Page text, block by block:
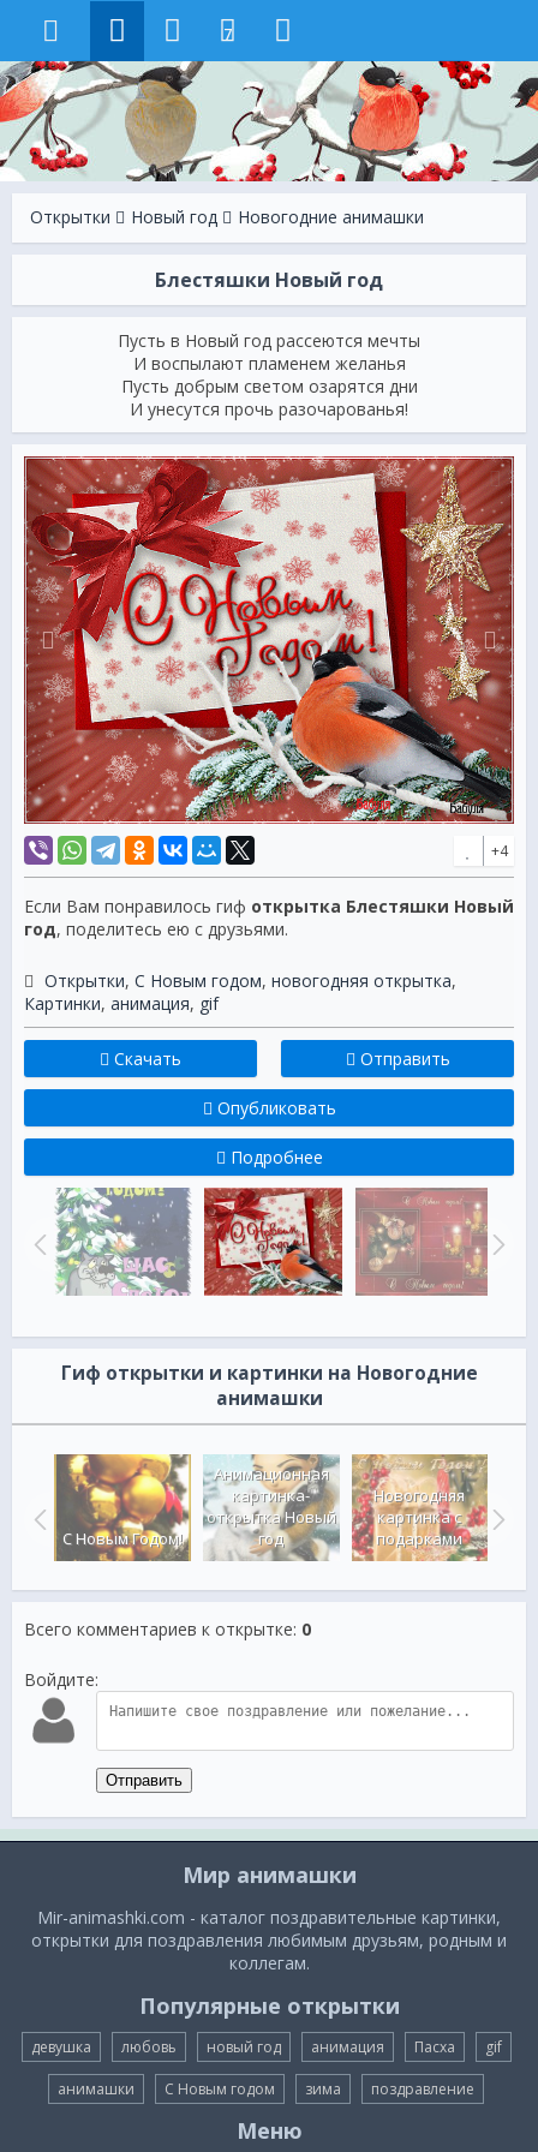
7
Открытки Новый год Новогодние анимашки
Блестяшки Новый год
Пусть в Новый год рассеются мечты
И воспылают пламенем желанья
Пусть добрым светом озарятся дни
И унесутся прочь разочарованья!
+4
Если Вам понравилось гиф открытка Блестяшки Новый
год, поделитесь ею с друзьями.
Открытки, С Новым годом, новогодняя открытка,
Картинки, анимация, gif
Скачать Отправить
Опубликовать
Подробнее
Гиф открытки и картинки на Новогодние
анимашки
С Новым Годом!
Анимационная
картинка-
открытка Новый
год
Новогодняя
картинка с
подарками
Всего комментариев к открытке: 0
Войдите:
Отправить
Мир анимашки
Mir-animashki.com - каталог поздравительные картинки,
открытки для поздравления любимым друзьям, родным и
коллегам.
Популярные открытки
девушка любовь новый год анимация Пасха gif
анимашки С Новым годом зима поздравление
Меню